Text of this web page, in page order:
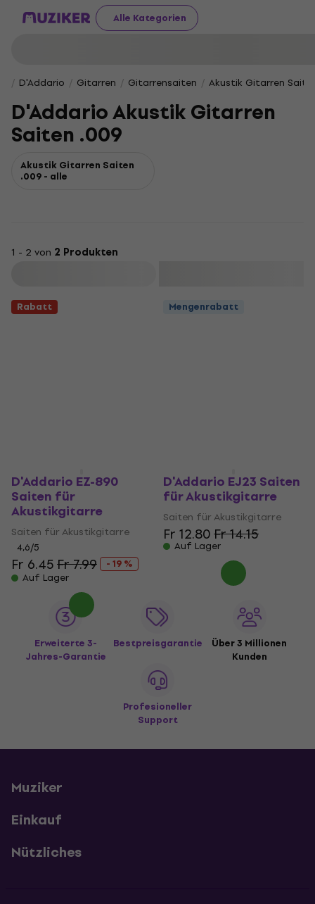
Alle Kategorien
D'Addario Gitarren Gitarrensaiten Akustik Gitarren
D'Addario Akustik Gitarren
Saiten .009
Akustik Gitarren Saiten
.009 - alle
1 - 2 von 2 Produkten
Rabatt
D'Addario EZ-890
Saiten für
Akustikgitarre
Saiten für Akustikgitarre
4,6/5
Fr 6.45Fr 7.99
- 19 %
Auf Lager
Mengenrabatt
D'Addario EJ23 Saiten
für Akustikgitarre
Saiten für Akustikgitarre
Fr 12.80Fr 14.15
Auf Lager
Erweiterte 3-
Jahres-Garantie
Bestpreisgarantie
Über 3 Millionen
Kunden
Profesioneller
Support
Muziker
Einkauf
Nützliches